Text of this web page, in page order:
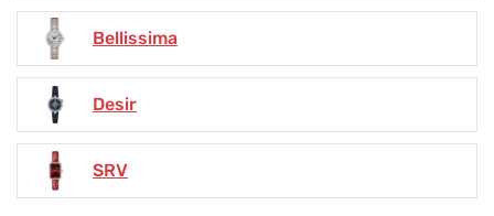
Bellissima
Desir
SRV